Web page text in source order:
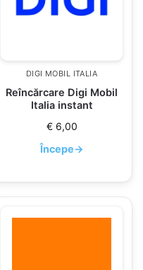
DIGI MOBIL ITALIA
Reîncărcare Digi Mobil
Italia instant
€6,00
Începe→